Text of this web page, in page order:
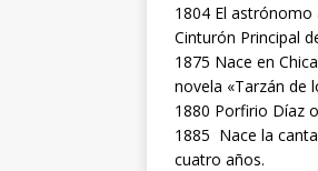
1804 El astrónomo
Cinturón Principal
1875 Nace en
novela «Tarzán de
1880 Porfirio Díaz
1885 Nace la
cuatro años.